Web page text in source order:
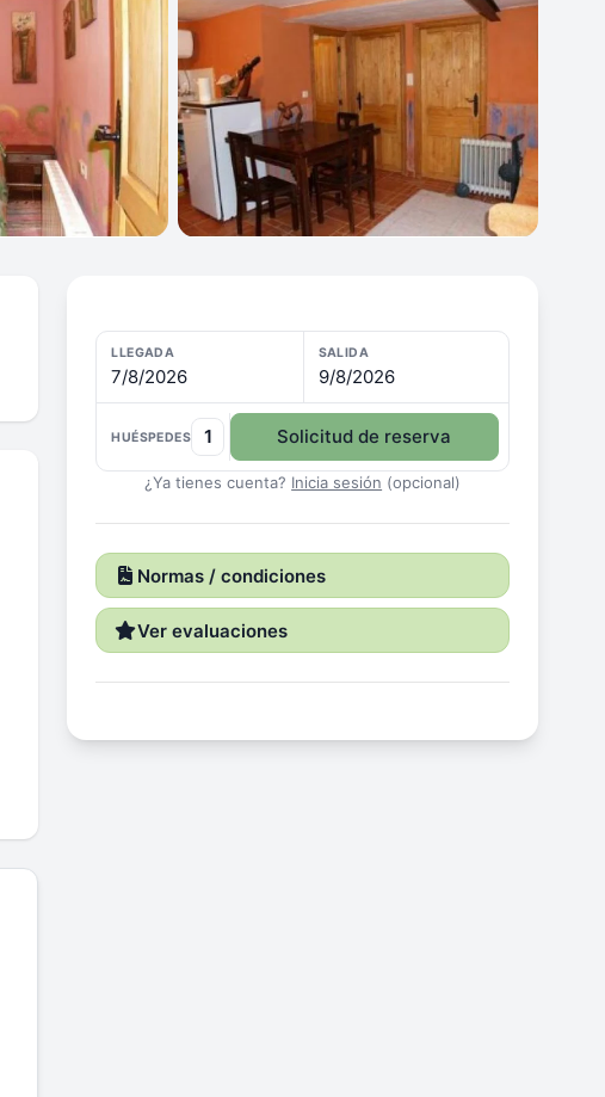
LLEGADA
7/8/2026
SALIDA
9/8/2026
HUÉSPEDES 1 Solicitud de reserva
¿Ya tienes cuenta? Inicia sesión (opcional)
Normas / condiciones
Ver evaluaciones